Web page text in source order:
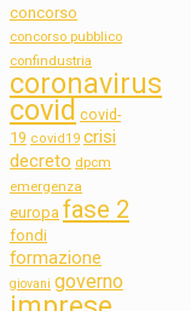
concorso
concorso pubblico
confindustria
coronavirus
covid covid-
19 covid19 crisi
decreto dpcm
emergenza
europa fase 2
fondi
formazione
giovani governo